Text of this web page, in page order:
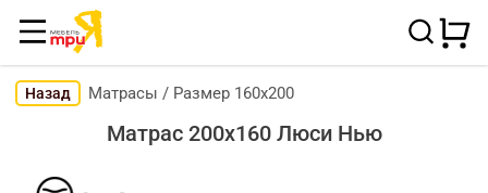
Назад Матрасы / Размер 160х200
Матрас 200х160 Люси Нью